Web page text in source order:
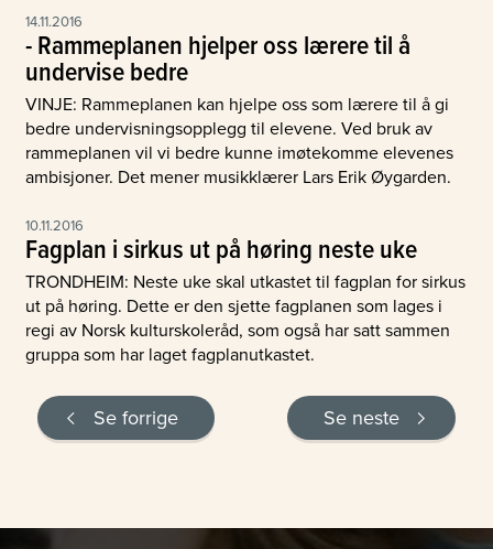
14.11.2016
- Rammeplanen hjelper oss lærere til å
undervise bedre
VINJE: Rammeplanen kan hjelpe oss som lærere til å gi
bedre undervisningsopplegg til elevene. Ved bruk av
rammeplanen vil vi bedre kunne imøtekomme elevenes
ambisjoner. Det mener musikklærer Lars Erik Øygarden.
10.11.2016
Fagplan i sirkus ut på høring neste uke
TRONDHEIM: Neste uke skal utkastet til fagplan for sirkus
ut på høring. Dette er den sjette fagplanen som lages i
regi av Norsk kulturskoleråd, som også har satt sammen
gruppa som har laget fagplanutkastet.
Se forrige Se neste